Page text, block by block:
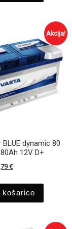
Akcija!
dynamic 80
12V D+
cena je bila: 163,28 €.
€Trenutna cena je:
košarico